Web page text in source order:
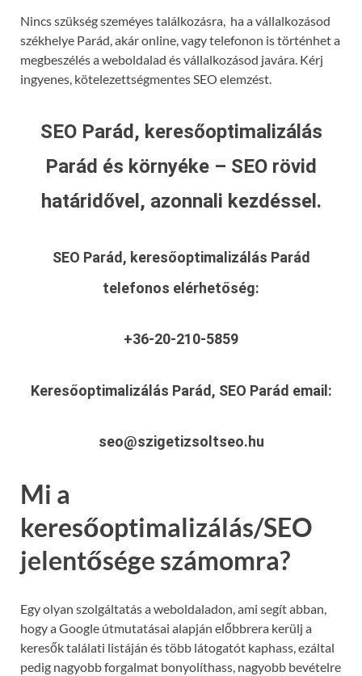
Nincs szükség szeméyes találkozásra, ha a vállalkozásod
székhelye Parád, akár online, vagy telefonon is történhet a
megbeszélés a weboldalad és vállalkozásod javára. Kérj
ingyenes, kötelezettségmentes SEO elemzést.
SEO Parád, keresőoptimalizálás
Parád és környéke – SEO rövid
határidővel, azonnali kezdéssel.
SEO Parád, keresőoptimalizálás Parád
telefonos elérhetőség:
+36-20-210-5859
Keresőoptimalizálás Parád, SEO Parád email:
seo@szigetizsoltseo.hu
Mi a
keresőoptimalizálás/SEO
jelentősége számomra?
Egy olyan szolgáltatás a weboldaladon, ami segít abban,
hogy a Google útmutatásai alapján előbbrera kerülj a
keresők találati listáján és több látogatót kaphass, ezáltal
pedig nagyobb forgalmat bonyolíthass, nagyobb bevételre